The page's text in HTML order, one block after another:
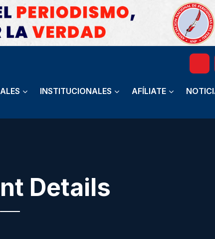
INSTITUCIONALES AFÍLIATE
Details